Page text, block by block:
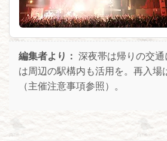
編集者より： 深夜帯は帰りの交
は周辺の駅構内も活用を。再入場
（主催注意事項参照）。